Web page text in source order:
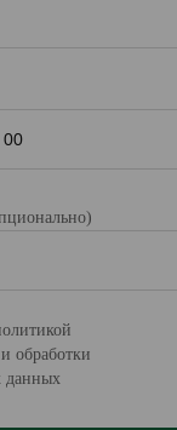
обработки
данных